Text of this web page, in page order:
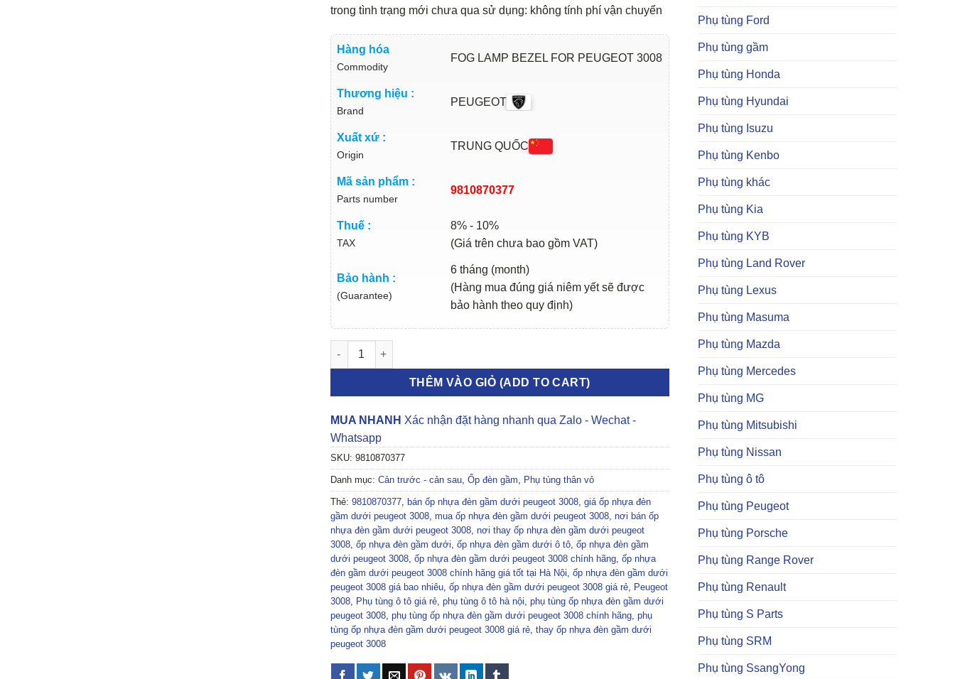
Phụ tùng Ford
Phụ tùng gầm
Phụ tùng Honda
Phụ tùng Hyundai
Phụ tùng Isuzu
Phụ tùng Kenbo
Phụ tùng khác
Phụ tùng Kia
Phụ tùng KYB
Phụ tùng Land Rover
Phụ tùng Lexus
Phụ tùng Masuma
Phụ tùng Mazda
Phụ tùng Mercedes
Phụ tùng MG
Phụ tùng Mitsubishi
Phụ tùng Nissan
Phụ tùng ô tô
Phụ tùng Peugeot
Phụ tùng Porsche
Phụ tùng Range Rover
Phụ tùng Renault
Phụ tùng S Parts
Phụ tùng SRM
Phụ tùng SsangYong
trong tình trạng mới chưa qua sử dụng: không tính phí vận chuyển
Hàng hóa
Commodity
FOG LAMP BEZEL FOR PEUGEOT 3008
Thương hiệu :
Brand
PEUGEOT
Xuất xứ :
Origin
TRUNG QUỐC
Mã sản phẩm :
Parts number
9810870377
Thuế :
TAX
8% - 10%
(Giá trên chưa bao gồm VAT)
Bảo hành :
(Guarantee)
6 tháng (month)
(Hàng mua đúng giá niêm yết sẽ được
bảo hành theo quy định)
ỐP NHỰA ĐÈN GẦM DƯỚI PEUGEOT 3008 2017-2021 | 9810870377 số lượng
THÊM VÀO GIỎ (ADD TO CART)
MUA NHANH Xác nhận đặt hàng nhanh qua Zalo - Wechat -
Whatsapp
SKU: 9810870377
Danh mục: Cản trước - cản sau, Ốp đèn gầm Phụ tùng thân vỏ
Thẻ: 9810870377, bán ốp nhựa đèn gầm dưới peugeot 3008, giá ốp nhựa đèn
gầm dưới peugeot 3008, mua ốp nhựa đèn gầm dưới peugeot 3008, nơi bán ốp
nhựa đèn gầm dưới peugeot 3008, nơi thay ốp nhựa đèn gầm dưới peugeot
3008, ốp nhựa đèn gầm dưới ốp nhựa đèn gầm dưới ô tô, ốp nhựa đèn gầm
dưới peugeot 3008, ốp nhựa đèn gầm dưới peugeot 3008 chính hãng, ốp nhựa
đèn gầm dưới peugeot 3008 chính hãng giá tốt tại Hà Nội ốp nhựa đèn gầm dưới
peugeot 3008 giá bao nhiêu, ốp nhựa đèn gầm dưới peugeot 3008 giá rẻ, Peugeot
3008, Phụ tùng ô tô giá rẻ, phụ tùng ô tô hà nội phụ tùng ốp nhựa đèn gầm dưới
peugeot 3008, phụ tùng ốp nhựa đèn gầm dưới peugeot 3008 chính hãng, phụ
tùng ốp nhựa đèn gầm dưới peugeot 3008 giá rẻ, thay ốp nhựa đèn gầm dưới
peugeot 3008